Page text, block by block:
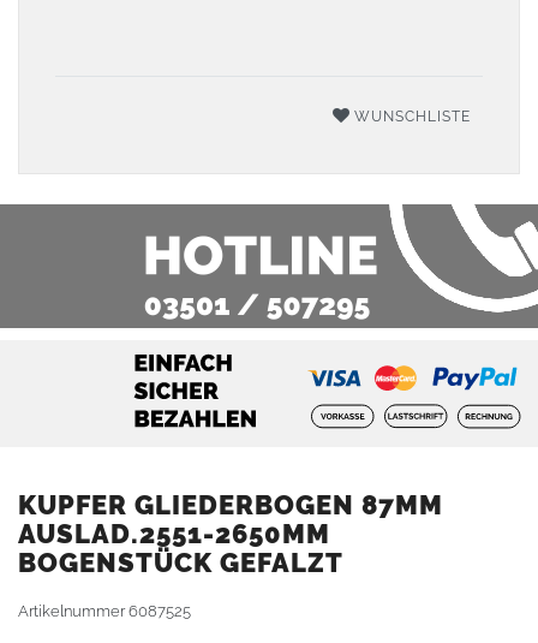
WUNSCHLISTE
KUPFER GLIEDERBOGEN 87MM
AUSLAD.2551-2650MM
BOGENSTÜCK GEFALZT
Artikelnummer6087525